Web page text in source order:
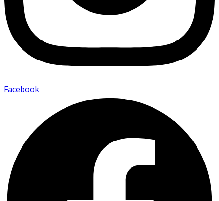
Facebook